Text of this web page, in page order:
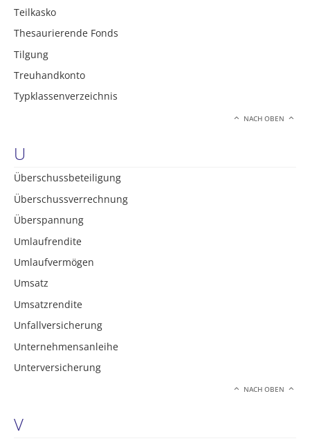
Teilkasko
Thesaurierende Fonds
Tilgung
Treuhandkonto
Typklassenverzeichnis
NACH OBEN
U
Überschussbeteiligung
Überschussverrechnung
Überspannung
Umlaufrendite
Umlaufvermögen
Umsatz
Umsatzrendite
Unfallversicherung
Unternehmensanleihe
Unterversicherung
NACH OBEN
V